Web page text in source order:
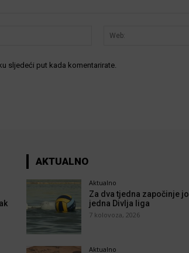
Email:*
sljedeći put kada komentarirate.
AKTUALNO
Aktualno
Za dva tjedna započinje
jedna Divlja liga
7 kolovoza, 2026
Aktualno